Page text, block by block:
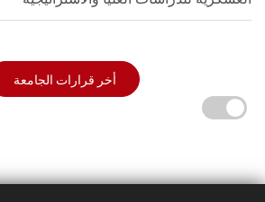
أخر قرارات الجامعة